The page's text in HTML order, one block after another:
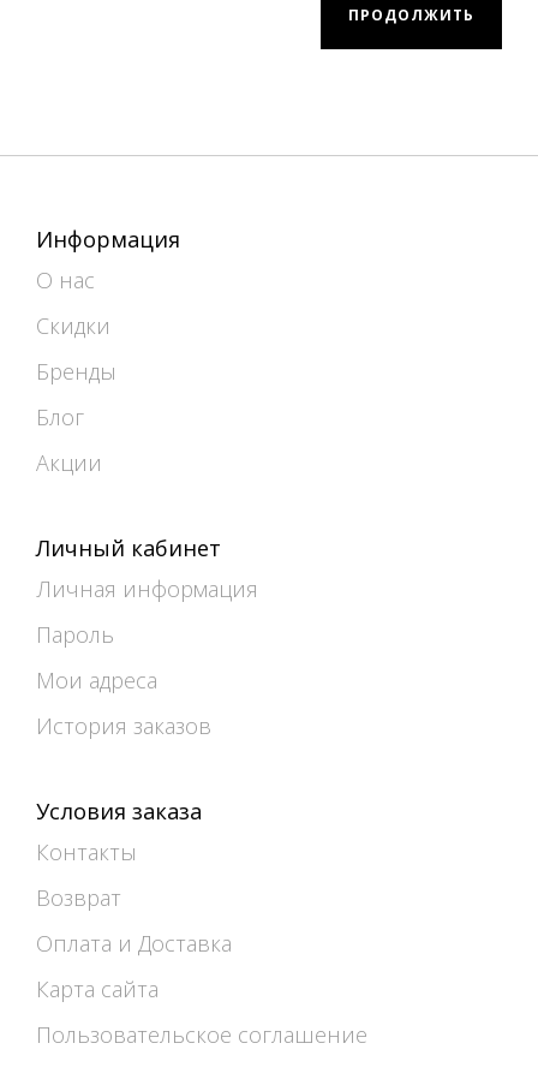
ПРОДОЛЖИТЬ
Информация
О нас
Скидки
Бренды
Блог
Акции
Личный кабинет
Личная информация
Пароль
Мои адреса
История заказов
Условия заказа
Контакты
Возврат
Оплата и Доставка
Карта сайта
Пользовательское соглашение